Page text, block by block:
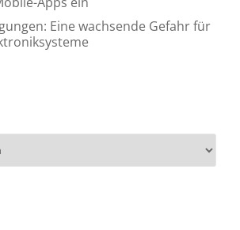
Eine wachsende Gefahr für